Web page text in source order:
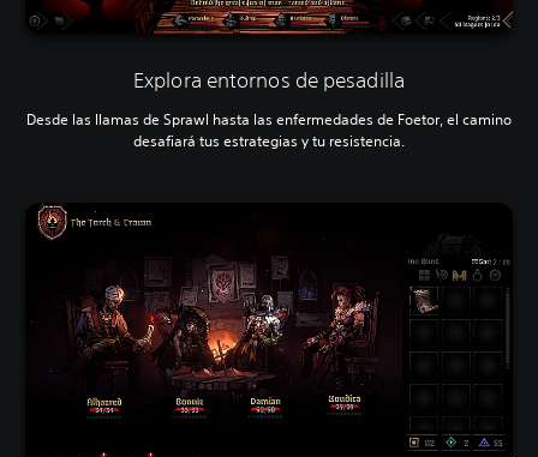
Explora entornos de pesadilla
Desde las llamas de Sprawl hasta las enfermedades de Foetor, el camino
desafiará tus estrategias y tu resistencia.